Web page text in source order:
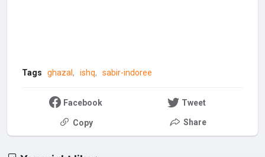
Tags ghazal ishq sabir-indoree
Facebook Tweet
Copy Share